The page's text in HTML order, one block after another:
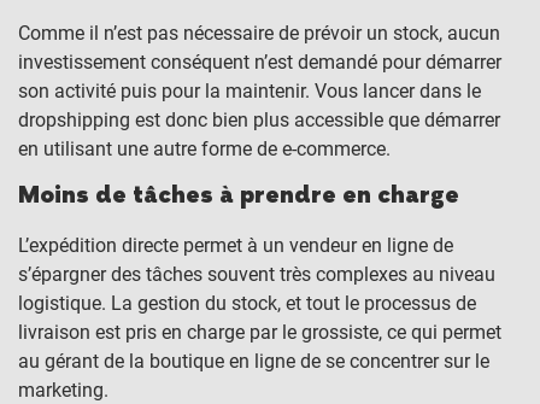
Comme il n’est pas nécessaire de prévoir un stock, aucun
investissement conséquent n’est demandé pour démarrer
son activité puis pour la maintenir. Vous lancer dans le
dropshipping est donc bien plus accessible que démarrer
en utilisant une autre forme de e-commerce.
Moins de tâches à prendre en charge
L’expédition directe permet à un vendeur en ligne de
s’épargner des tâches souvent très complexes au niveau
logistique. La gestion du stock, et tout le processus de
livraison est pris en charge par le grossiste, ce qui permet
au gérant de la boutique en ligne de se concentrer sur le
marketing.